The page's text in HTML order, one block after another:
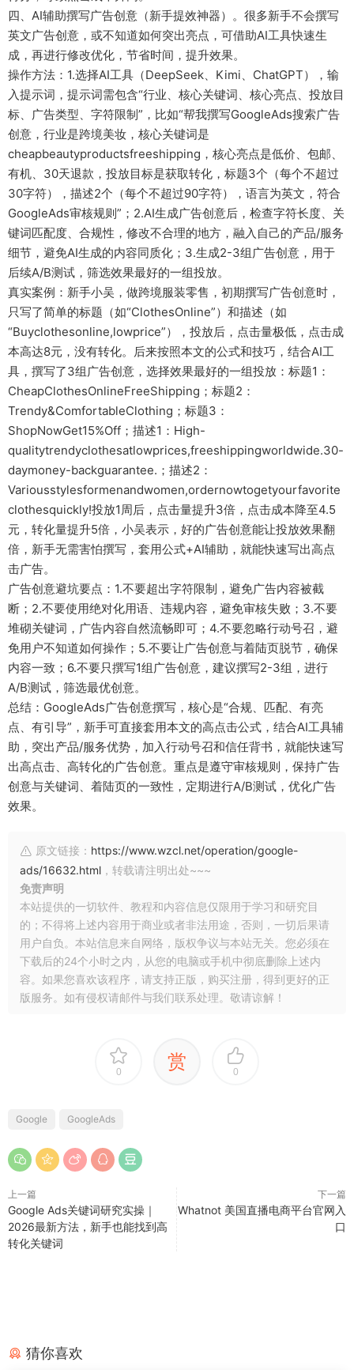
四、AI辅助撰写广告创意（新手提效神器）。很多新手不会撰写
英文广告创意，或不知道如何突出亮点，可借助AI工具快速生
成，再进行修改优化，节省时间，提升效果。
操作方法：1.选择AI工具（DeepSeek、Kimi、ChatGPT），输
入提示词，提示词需包含“行业、核心关键词、核心亮点、投放目
标、广告类型、字符限制”，比如“帮我撰写GoogleAds搜索广告
创意，行业是跨境美妆，核心关键词是
cheapbeautyproductsfreeshipping，核心亮点是低价、包邮、
有机、30天退款，投放目标是获取转化，标题3个（每个不超过
30字符），描述2个（每个不超过90字符），语言为英文，符合
GoogleAds审核规则”；2.AI生成广告创意后，检查字符长度、关
键词匹配度、合规性，修改不合理的地方，融入自己的产品/服务
细节，避免AI生成的内容同质化；3.生成2-3组广告创意，用于
后续A/B测试，筛选效果最好的一组投放。
真实案例：新手小吴，做跨境服装零售，初期撰写广告创意时，
只写了简单的标题（如“ClothesOnline”）和描述（如
“Buyclothesonline,lowprice”），投放后，点击量极低，点击成
本高达8元，没有转化。后来按照本文的公式和技巧，结合AI工
具，撰写了3组广告创意，选择效果最好的一组投放：标题1：
CheapClothesOnlineFreeShipping；标题2：
Trendy&ComfortableClothing；标题3：
ShopNowGet15%Off；描述1：High-
qualitytrendyclothesatlowprices,freeshippingworldwide.30-
daymoney-backguarantee.；描述2：
Variousstylesformenandwomen,ordernowtogetyourfavorite
clothesquickly!投放1周后，点击量提升3倍，点击成本降至4.5
元，转化量提升5倍，小吴表示，好的广告创意能让投放效果翻
倍，新手无需害怕撰写，套用公式+AI辅助，就能快速写出高点
击广告。
广告创意避坑要点：1.不要超出字符限制，避免广告内容被截
断；2.不要使用绝对化用语、违规内容，避免审核失败；3.不要
堆砌关键词，广告内容自然流畅即可；4.不要忽略行动号召，避
免用户不知道如何操作；5.不要让广告创意与着陆页脱节，确保
内容一致；6.不要只撰写1组广告创意，建议撰写2-3组，进行
A/B测试，筛选最优创意。
总结：GoogleAds广告创意撰写，核心是“合规、匹配、有亮
点、有引导”，新手可直接套用本文的高点击公式，结合AI工具辅
助，突出产品/服务优势，加入行动号召和信任背书，就能快速写
出高点击、高转化的广告创意。重点是遵守审核规则，保持广告
创意与关键词、着陆页的一致性，定期进行A/B测试，优化广告
效果。
原文链接： https://www.wzcl.net/operation/google-
ads/16632.html ，转载请注明出处~~~
免责声明
本站提供的一切软件、教程和内容信息仅限用于学习和研究目
的；不得将上述内容用于商业或者非法用途，否则，一切后果请
用户自负。本站信息来自网络，版权争议与本站无关。您必须在
下载后的24个小时之内，从您的电脑或手机中彻底删除上述内
容。如果您喜欢该程序，请支持正版，购买注册，得到更好的正
版服务。如有侵权请邮件与我们联系处理。敬请谅解！
0 赏 0
Google GoogleAds
上一篇
Google Ads关键词研究实操｜
2026最新方法，新手也能找到高
转化关键词
下一篇
Whatnot 美国直播电商平台官网入
口
猜你喜欢